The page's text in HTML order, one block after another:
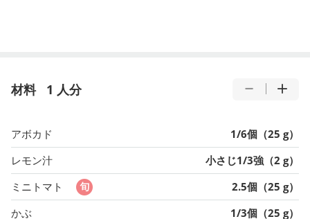
材料 1 人分
アボカド
1/6個（25 g）
レモン汁
小さじ1/3強（2 g）
ミニトマト
2.5個（25 g）
かぶ
1/3個（25 g）